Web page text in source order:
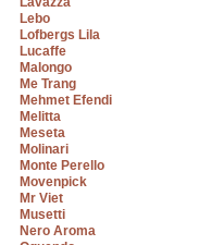
Lebo
Lofbergs Lila
Lucaffe
Malongo
Me Trang
Mehmet Efendi
Melitta
Meseta
Molinari
Monte Perello
Movenpick
Mr Viet
Musetti
Nero Aroma